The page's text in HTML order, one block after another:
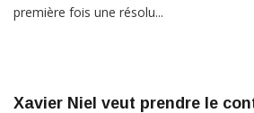
première fois une résolu...
Xavier Niel veut prendre le